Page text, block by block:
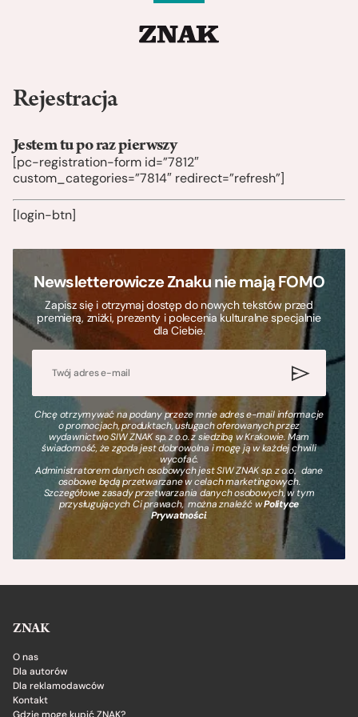
Rejestracja
Jestem tu po raz pierwszy
[pc-registration-form id=”7812″
custom_categories=”7814″ redirect=”refresh”]
[login-btn]
Newsletterowicze Znaku nie mają FOMO
Zapisz się i otrzymaj dostęp do nowych tekstów przed
premierą, zniżki, prezenty i polecenia kulturalne specjalnie
dla Ciebie.
Chcę otrzymywać na podany przeze mnie adres e-mail informacje
o promocjach, produktach, usługach oferowanych przez
wydawnictwo SIW ZNAK sp. z o.o. z siedzibą w Krakowie. Mam
świadomość, że zgoda jest dobrowolna i mogę ją w każdej chwili
wycofać.
Administratorem danych osobowych jest SIW ZNAK sp. z o.o., dane
osobowe będą przetwarzane w celach marketingowych.
Szczegółowe zasady przetwarzania danych osobowych, w tym
przysługujących Ci prawach, można znaleźć wPolityce
Prywatności.
ZNAK
O nas
Dla autorów
Dla reklamodawców
Kontakt